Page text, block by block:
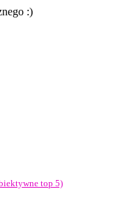
:)
top 5)